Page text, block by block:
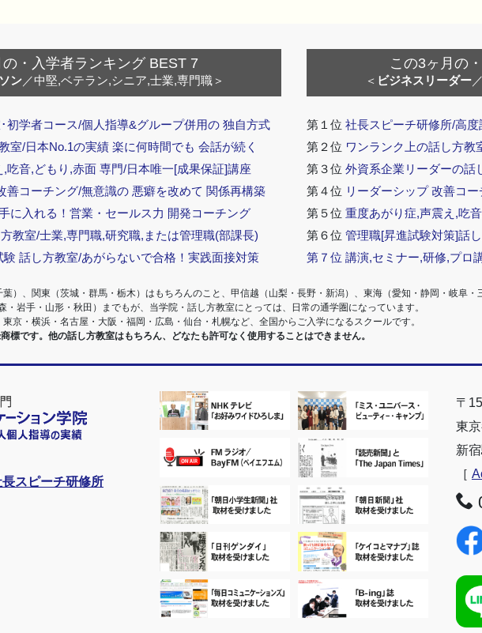
の・入学者ランキング BEST 7
ン／中堅,ベテラン,シニア,士業,専門職＞
初学者コース/個人指導&グループ併用の 独自方式
室/日本No.1の実績 楽に何時間でも 会話が続く
吃音,どもり,赤面 専門/日本唯一[成果保証]講座
善コーチング/無意識の 悪癖を改めて 関係再構築
に入れる！営業・セールス力 開発コーチング
教室/士業,専門職,研究職,または管理職(部課長)
話し方教室/あがらないで合格！実践面接対策
この3ヶ月の
＜ ビジネスリーダー
第１位 社長スピーチ研修所/高
第２位 ワンランク上の話し方教
第３位 外資系企業リーダーの話
第４位 リーダーシップ 改善コ
第５位 重度あがり症,声震え,吃
第６位 管理職[昇進試験対策]話
第７位 講演,セミナー,研修,プロ
）、関東（茨城・群馬・栃木）はもちろんのこと、甲信越（山梨・長野・新潟）、東海（愛知・静岡・岐阜
・岩手・山形・秋田）までもが、当学院・話し方教室にとっては、日常の通学圏になっています。
京・横浜・名古屋・大阪・福岡・広島・仙台・札幌など、全国からご入学になるスクールです。
標です。他の話し方教室はもちろん、どなたも許可なく使用することはできません。
スピーチ研修所
〒
東
新
［